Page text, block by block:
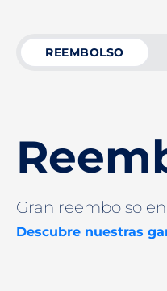
REEMBOLSO
Gran reembolso
Descubre nuestras